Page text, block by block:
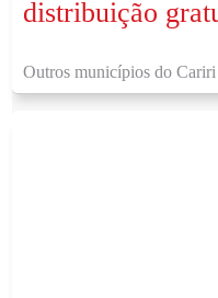
distribuição
Outros municípios do